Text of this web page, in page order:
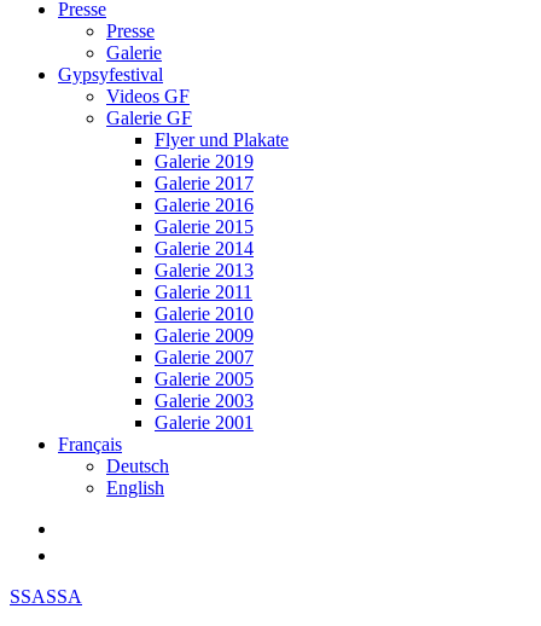
Presse
Presse
Galerie
Gypsyfestival
Videos GF
Galerie GF
Flyer und Plakate
Galerie 2019
Galerie 2017
Galerie 2016
Galerie 2015
Galerie 2014
Galerie 2013
Galerie 2011
Galerie 2010
Galerie 2009
Galerie 2007
Galerie 2005
Galerie 2003
Galerie 2001
Français
Deutsch
English
SSASSA